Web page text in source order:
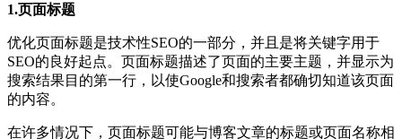
1.页面标题
优化页面标题是技术性SEO的一部分，并且是将关键字用于
SEO的良好起点。 页面标题描述了页面的主要主题，并显示为
搜索结果目的第一行，以使Google和搜索者都确切知道该页面
的内容。
在许多情况下，页面标题可能与博客文章的标题或页面名称相